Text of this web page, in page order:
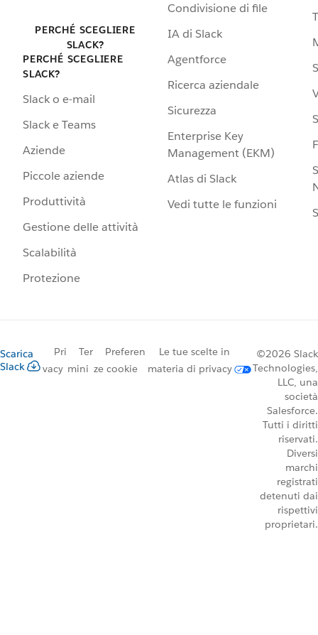
PERCHÉ SCEGLIERE
SLACK?
PERCHÉ SCEGLIERE
SLACK?
Slack o e-mail
Slack e Teams
Aziende
Piccole aziende
Produttività
Gestione delle attività
Scalabilità
Protezione
Condivisione di file
IA di Slack
Agentforce
Ricerca aziendale
Sicurezza
Enterprise Key
Management (EKM)
Atlas di Slack
Vedi tutte le funzioni
Scarica
Slack
Pri
vacy
Ter
mini
Preferen
ze cookie
Le tue scelte in
materia di privacy
©2026 Slack
Technologies,
LLC, una
società
Salesforce.
Tutti i diritti
riservati.
Diversi
marchi
registrati
detenuti dai
rispettivi
proprietari.